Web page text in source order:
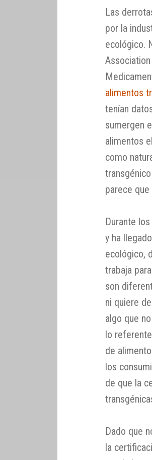
Las
por la
ecológico.
alimentos
tenían
sumergen
alimentos
como
parece
Durante
y ha
ecológico,
trabaja
son
ni quiere
algo que
lo
de
los
de que la
Dado que
la